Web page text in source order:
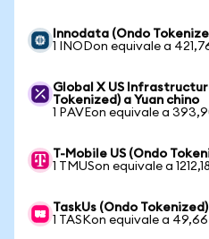
Innodata (Ondo
1 INODon equivale a
Global X US
Tokenized) a Yuan chino
1 PAVEon equivale a
T-Mobile US (Ondo
1 TMUSon equivale a
TaskUs (Ondo
1 TASKon equivale a